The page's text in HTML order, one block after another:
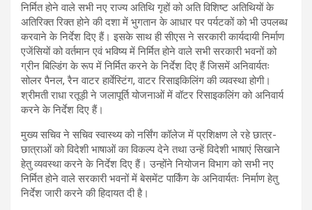
निर्मित होने वाले सभी नए राज्य अतिथि गृहों को अति विशिष्ट अतिथियों के
अतिरिक्त रिक्त होने की दशा में भुगतान के आधार पर पर्यटकों को भी उपलब्ध
करवाने के निर्देश दिए हैं। इसके साथ ही सीएस ने सरकारी कार्यदायी निर्माण
एजेंसियों को वर्तमान एवं भविष्य में निर्मित होने वाले सभी सरकारी भवनों को
ग्रीन बिल्डिंग के रूप में निर्मित करने के निर्देश दिए हैं जिसमें अनिवार्यतः
सोलर पैनल, रैन वाटर हार्वेस्टिंग, वाटर रिसाइकिलिंग की व्यवस्था होगी।
श्रीमती राधा रतूड़ी ने जलापूर्ति योजनाओं में वॉटर रिसाइकलिंग को अनिवार्य
करने के निर्देश दिए हैं।
मुख्य सचिव ने सचिव स्वास्थ्य को नर्सिंग कॉलेज में प्रशिक्षण ले रहे छात्र-
छात्राओं को विदेशी भाषाओं का विकल्प देने तथा उन्हें विदेशी भाषाएं सिखाने
हेतु व्यवस्था करने के निर्देश दिए हैं। उन्होंने नियोजन विभाग को सभी नए
निर्मित होने वाले सरकारी भवनों में बेसमेंट पार्किंग के अनिवार्यतः निर्माण हेतु
निर्देश जारी करने की हिदायत दी है।